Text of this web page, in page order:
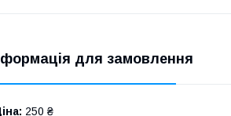
для замовлення
250 ₴